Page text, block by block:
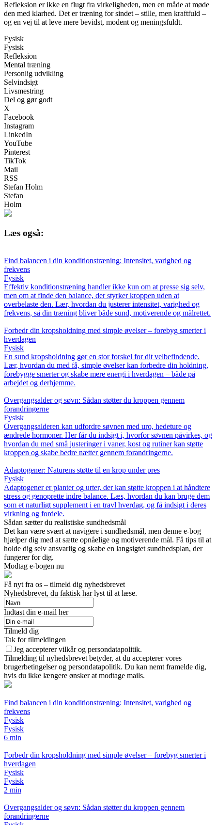
Refleksion er ikke en flugt fra virkeligheden, men en måde at møde
den med klarhed. Det er træning for sindet – stille, men kraftfuld –
og en vej til at leve mere bevidst, modent og meningsfuldt.
Fysisk
Fysisk
Refleksion
Mental træning
Personlig udvikling
Selvindsigt
Livsmestring
Del og gør godt
X
Facebook
Instagram
LinkedIn
YouTube
Pinterest
TikTok
Mail
RSS
Stefan Holm
Stefan
Holm
Læs også:
Find balancen i din konditionstræning: Intensitet, varighed og
frekvens
Fysisk
Effektiv konditionstræning handler ikke kun om at presse sig selv,
men om at finde den balance, der styrker kroppen uden at
overbelaste den. Lær, hvordan du justerer intensitet, varighed og
frekvens, så din træning bliver både sund, motiverende og målrettet.
Forbedr din kropsholdning med simple øvelser – forebyg smerter i
hverdagen
Fysisk
En sund kropsholdning gør en stor forskel for dit velbefindende.
Lær, hvordan du med få, simple øvelser kan forbedre din holdning,
forebygge smerter og skabe mere energi i hverdagen – både på
arbejdet og derhjemme.
Overgangsalder og søvn: Sådan støtter du kroppen gennem
forandringerne
Fysisk
Overgangsalderen kan udfordre søvnen med uro, hedeture og
ændrede hormoner. Her får du indsigt i, hvorfor søvnen påvirkes, og
hvordan du med små justeringer i vaner, kost og rutiner kan støtte
kroppen og skabe bedre nætter gennem forandringerne.
Adaptogener: Naturens støtte til en krop under pres
Fysisk
Adaptogener er planter og urter, der kan støtte kroppen i at håndtere
stress og genoprette indre balance. Læs, hvordan du kan bruge dem
som et naturligt supplement i en travl hverdag, og få indsigt i deres
virkning og fordele.
Sådan sætter du realistiske sundhedsmål
Det kan være svært at navigere i sundhedsmål, men denne e-bog
hjælper dig med at sætte opnåelige og motiverende mål. Få tips til at
holde dig selv ansvarlig og skabe en langsigtet sundhedsplan, der
fungerer for dig.
Modtag e-bogen nu
Få nyt fra os – tilmeld dig nyhedsbrevet
Nyhedsbrevet, du faktisk har lyst til at læse.
Indtast din e-mail her
Tilmeld dig
Tak for tilmeldingen
Jeg accepterer vilkår og persondatapolitik.
Tilmelding til nyhedsbrevet betyder, at du accepterer vores
brugerbetingelser og persondatapolitik. Du kan nemt framelde dig,
hvis du ikke længere ønsker at modtage mails.
Find balancen i din konditionstræning: Intensitet, varighed og
frekvens
Fysisk
Fysisk
6 min
Forbedr din kropsholdning med simple øvelser – forebyg smerter i
hverdagen
Fysisk
Fysisk
2 min
Overgangsalder og søvn: Sådan støtter du kroppen gennem
forandringerne